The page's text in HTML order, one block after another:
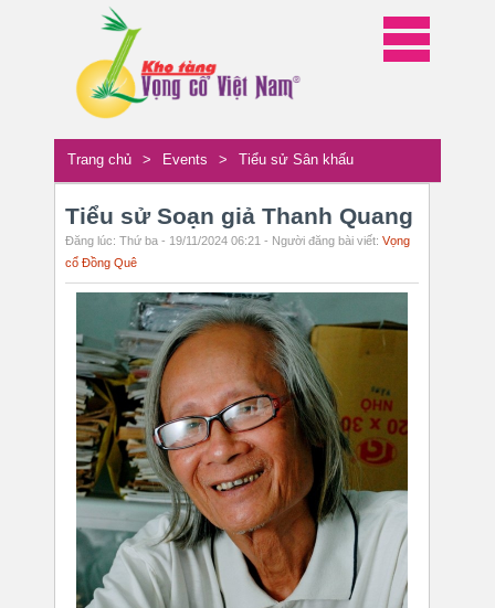
Trang chủ > Events > Tiểu sử Sân khấu
Tiểu sử Soạn giả Thanh Quang
Đăng lúc: Thứ ba - 19/11/2024 06:21 - Người đăng bài viết: Vọng
cổ Đồng Quê